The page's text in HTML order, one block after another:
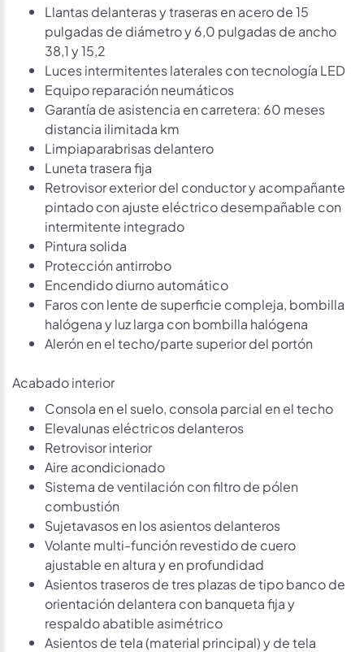
Llantas delanteras y traseras en acero de 15
pulgadas de diámetro y 6,0 pulgadas de ancho
38,1 y 15,2
Luces intermitentes laterales con tecnología LED
Equipo reparación neumáticos
Garantía de asistencia en carretera: 60 meses
distancia ilimitada km
Limpiaparabrisas delantero
Luneta trasera fija
Retrovisor exterior del conductor y acompañante
pintado con ajuste eléctrico desempañable con
intermitente integrado
Pintura solida
Protección antirrobo
Encendido diurno automático
Faros con lente de superficie compleja, bombilla
halógena y luz larga con bombilla halógena
Alerón en el techo/parte superior del portón
Acabado interior
Consola en el suelo, consola parcial en el techo
Elevalunas eléctricos delanteros
Retrovisor interior
Aire acondicionado
Sistema de ventilación con filtro de pólen
combustión
Sujetavasos en los asientos delanteros
Volante multi-función revestido de cuero
ajustable en altura y en profundidad
Asientos traseros de tres plazas de tipo banco de
orientación delantera con banqueta fija y
respaldo abatible asimétrico
Asientos de tela (material principal) y de tela